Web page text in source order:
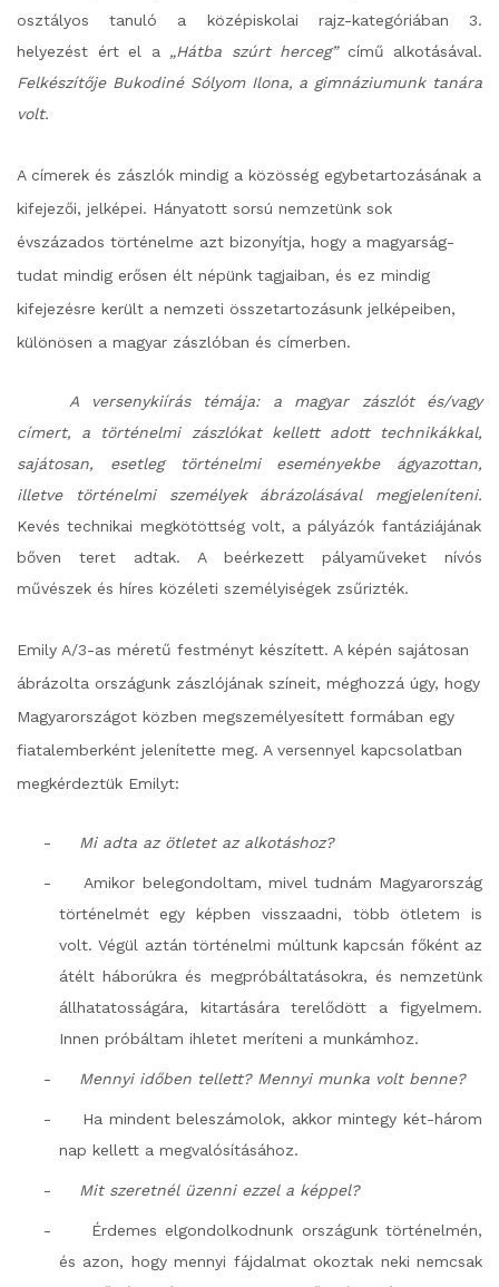
osztályos tanuló a középiskolai rajz-kategóriában 3.
helyezést ért el a „Hátba szúrt herceg” című alkotásával.
Felkészítője Bukodiné Sólyom Ilona, a gimnáziumunk tanára
volt.
A címerek és zászlók mindig a közösség egybetartozásának a
kifejezői, jelképei. Hányatott sorsú nemzetünk sok
évszázados történelme azt bizonyítja, hogy a magyarság-
tudat mindig erősen élt népünk tagjaiban, és ez mindig
kifejezésre került a nemzeti összetartozásunk jelképeiben,
különösen a magyar zászlóban és címerben.
A versenykiírás témája: a magyar zászlót és/vagy
címert, a történelmi zászlókat kellett adott technikákkal,
sajátosan, esetleg történelmi eseményekbe ágyazottan,
illetve történelmi személyek ábrázolásával megjeleníteni.
Kevés technikai megkötöttség volt, a pályázók fantáziájának
bőven teret adtak. A beérkezett pályaműveket nívós
művészek és híres közéleti személyiségek zsűrizték.
Emily A/3-as méretű festményt készített. A képén sajátosan
ábrázolta országunk zászlójának színeit, méghozzá úgy, hogy
Magyarországot közben megszemélyesített formában egy
fiatalemberként jelenítette meg. A versennyel kapcsolatban
megkérdeztük Emilyt:
- Mi adta az ötletet az alkotáshoz?
-
Amikor belegondoltam, mivel tudnám Magyarország
történelmét egy képben visszaadni, több ötletem is
volt. Végül aztán történelmi múltunk kapcsán főként az
átélt háborúkra és megpróbáltatásokra, és nemzetünk
állhatatosságára, kitartására terelődött a figyelmem.
Innen próbáltam ihletet meríteni a munkámhoz.
- Mennyi időben tellett? Mennyi munka volt benne?
-
Ha mindent beleszámolok, akkor mintegy két-három
nap kellett a megvalósításához.
- Mit szeretnél üzenni ezzel a képpel?
-
Érdemes elgondolkodnunk országunk történelmén,
és azon, hogy mennyi fájdalmat okoztak neki nemcsak